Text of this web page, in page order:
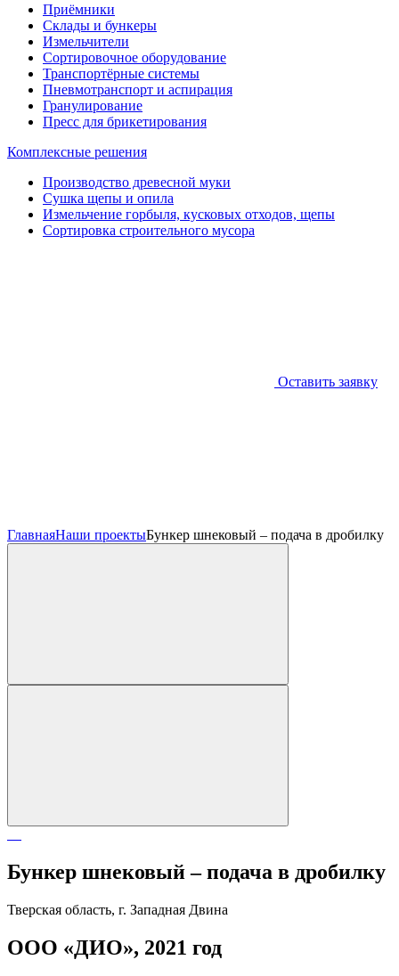
Приёмники
Склады и бункеры
Измельчители
Сортировочное оборудование
Транспортёрные системы
Пневмотранспорт и аспирация
Гранулирование
Пресс для брикетирования
Комплексные решения
Производство древесной муки
Сушка щепы и опила
Измельчение горбыля, кусковых отходов, щепы
Сортировка строительного мусора
Оставить заявку
ГлавнаяНаши проектыБункер шнековый – подача в дробилку
Бункер шнековый – подача в дробилку
Тверская область, г. Западная Двина
ООО «ДИО», 2021 год